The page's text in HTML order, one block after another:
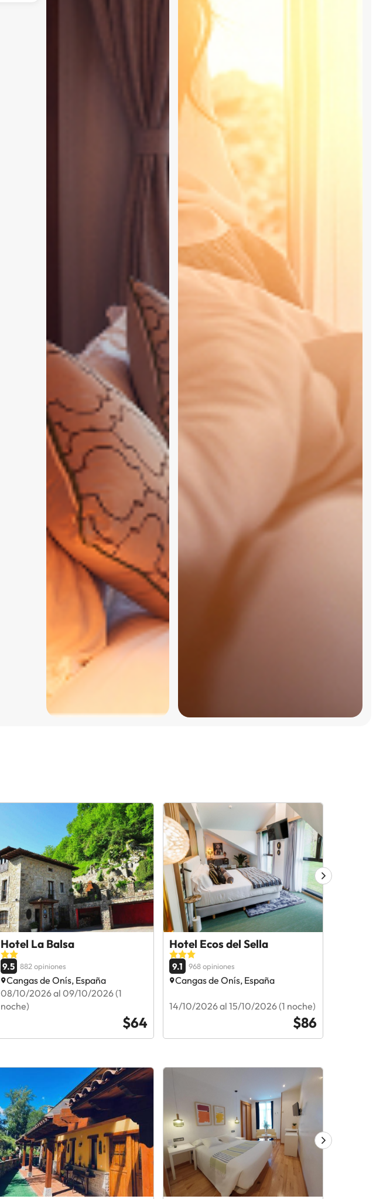
Hotel La Balsa
9.5 882 opiniones
Cangas de Onís, España
08/10/2026 al 09/10/2026 (1
noche)
$64
Hotel Ecos del Sella
9.1 968 opiniones
Cangas de Onís, España
14/10/2026 al 15/10/2026 (1 noche)
$86